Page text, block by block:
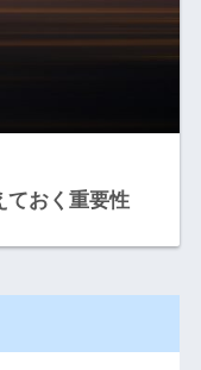
ておく重要性